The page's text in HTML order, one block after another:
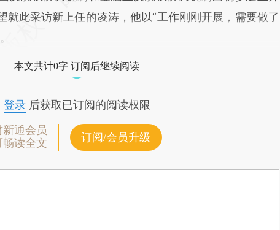
就此采访新上任的凌涛，他以“工作刚刚开展，需要做了
本文共计0字 订阅后继续阅读
登录后获取已订阅的阅读权限
新通会员
畅读全文
订阅/会员升级